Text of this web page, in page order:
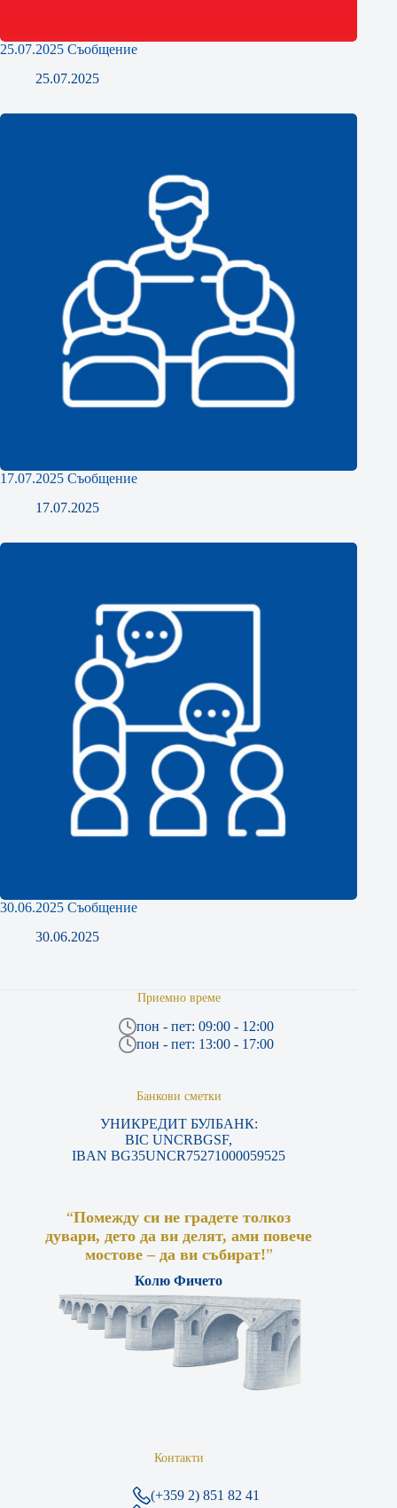
25.07.2025 Съобщение
25.07.2025
17.07.2025 Съобщение
17.07.2025
30.06.2025 Съобщение
30.06.2025
Приемно време
пон - пет: 09:00 - 12:00
пон - пет: 13:00 - 17:00
Банкови сметки
УНИКРЕДИТ БУЛБАНК:
BIC UNCRBGSF,
IBAN BG35UNCR75271000059525
“Помежду си не градете толкоз
дувари, дето да ви делят, ами повече
мостове – да ви събират!”
Колю Фичето
Контакти
(+359 2) 851 82 41